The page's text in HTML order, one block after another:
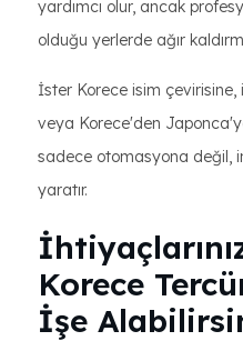
yardımcı olur, ancak
olduğu yerlerde ağır
İster Korece isim
veya Korece'den
sadece otomasyona değil,
yaratır.
Korece
İşe